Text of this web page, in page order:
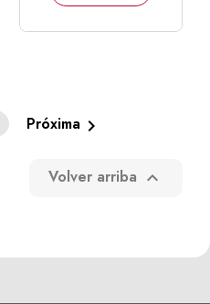
Próxima 
Volver arriba 